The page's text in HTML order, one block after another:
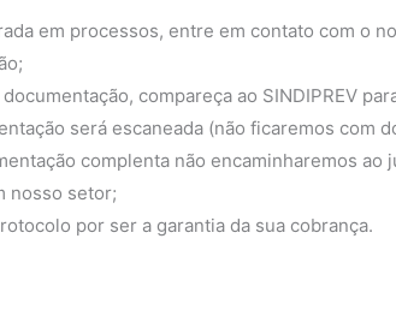
em processos, entre em contato com o
compareça ao SINDIPREV
será escaneada (não ficaremos com
complenta não encaminharemos
nosso setor;
por ser a garantia da sua cobrança.